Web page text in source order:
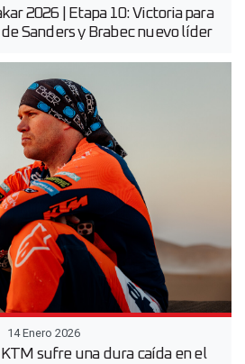
2026 | Etapa 10: Victoria para
Sanders y Brabec nuevo líder
14 Enero 2026
sufre una dura caída en el